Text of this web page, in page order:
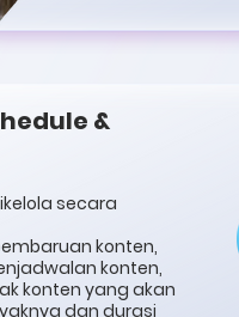
&
secara
konten,
konten,
konten yang akan
dan durasi